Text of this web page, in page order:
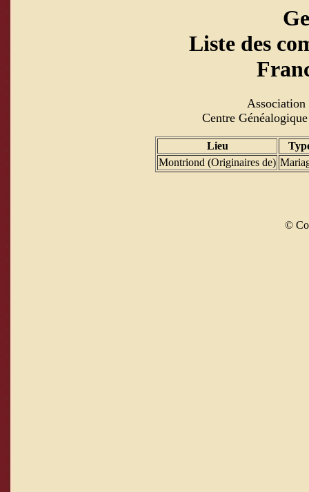
Liste des
Association
Centre
Lieu
Montriond (Originaires de)
©